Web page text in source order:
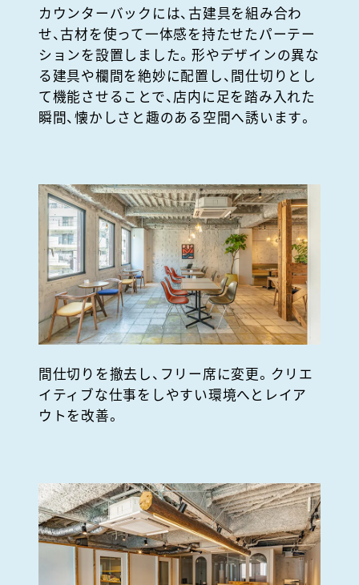
カウンターバックには、古建具を組み合わ
せ、古材を使って一体感を持たせたパーテー
ションを設置しました。形やデザインの異な
る建具や欄間を絶妙に配置し、間仕切りとし
て機能させることで、店内に足を踏み入れた
瞬間、懐かしさと趣のある空間へ誘います。
間仕切りを撤去し、フリー席に変更。クリエ
イティブな仕事をしやすい環境へとレイア
ウトを改善。